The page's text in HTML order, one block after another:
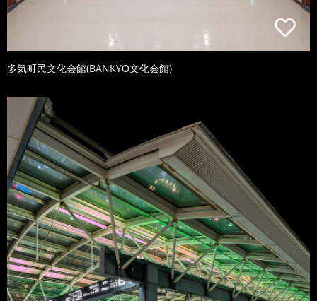
多気町民文化会館(BANKYO文化会館)